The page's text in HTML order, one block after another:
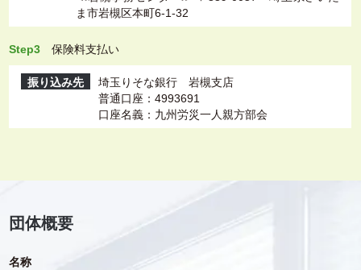
ま市岩槻区本町6-1-32
Step3 保険料支払い
振り込み先
埼玉りそな銀行 岩槻支店
普通口座：4993691
口座名義：九州労災一人親方部会
団体概要
名称